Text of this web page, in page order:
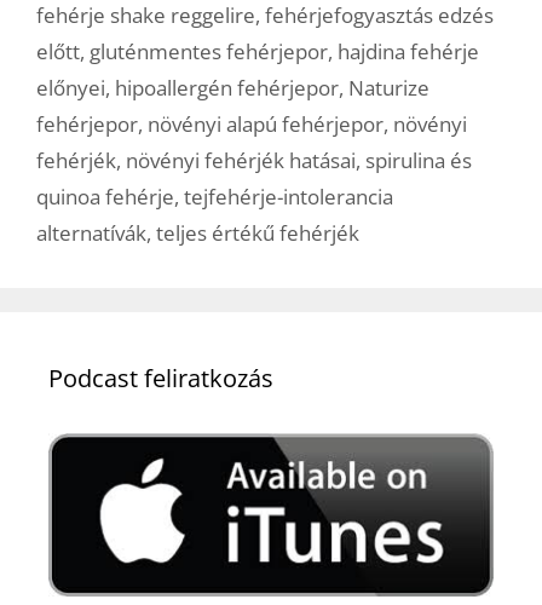
fehérje shake reggelire, fehérjefogyasztás edzés
előtt, gluténmentes fehérjepor, hajdina fehérje
előnyei, hipoallergén fehérjepor, Naturize
fehérjepor, növényi alapú fehérjepor, növényi
fehérjék, növényi fehérjék hatásai, spirulina és
quinoa fehérje, tejfehérje-intolerancia
alternatívák, teljes értékű fehérjék
Podcast feliratkozás